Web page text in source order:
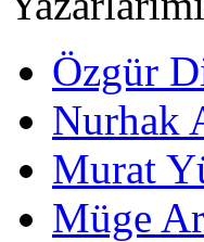
Özgür
Nurhak
Murat
Müge